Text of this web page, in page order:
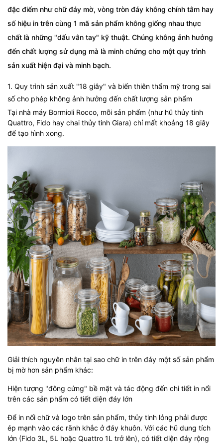
đặc điểm như chữ đáy mờ, vòng tròn đáy không chính tâm hay
số hiệu in trên cùng 1 mã sản phẩm không giống nhau thực
chất là những "dấu vân tay" kỹ thuật. Chúng không ảnh hưởng
đến chất lượng sử dụng mà là minh chứng cho một quy trình
sản xuất hiện đại và minh bạch.
1. Quy trình sản xuất "18 giây" và biến thiên thẩm mỹ trong sai
số cho phép không ảnh hưởng đến chất lượng sản phẩm
Tại nhà máy Bormioli Rocco, mỗi sản phẩm (như hũ thủy tinh
Quattro, Fido hay chai thủy tinh Giara) chỉ mất khoảng 18 giây
để tạo hình xong.
Giải thích nguyên nhân tại sao chữ in trên đáy một số sản phẩm
bị mờ hơn sản phẩm khác:
Hiện tượng "đông cứng" bề mặt và tác động đến chi tiết in nổi
trên các sản phẩm có tiết diện đáy lớn
Để in nổi chữ và logo trên sản phẩm, thủy tinh lỏng phải được
ép mạnh vào các rãnh khắc ở đáy khuôn. Với các hũ dung tích
lớn (Fido 3L, 5L hoặc Quattro 1L trở lên), có tiết diện đáy rộng